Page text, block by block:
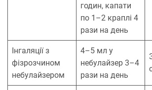
годин, капати
по 1–2 краплі 4
рази на день
Інгаляції з
фізрозчином
небулайзером
4–5 мл у
небулайзер 3–4
рази на день